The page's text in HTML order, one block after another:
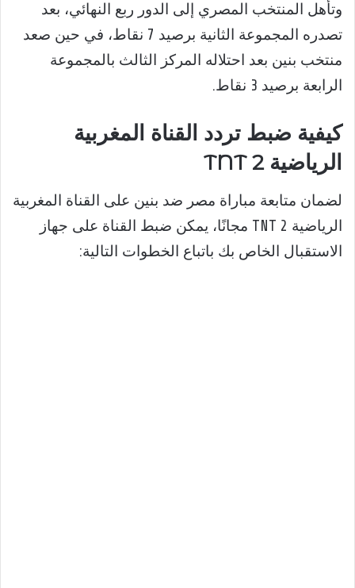
وتأهل المنتخب المصري إلى الدور ربع النهائي، بعد
تصدره المجموعة الثانية برصيد 7 نقاط، في حين صعد
منتخب بنين بعد احتلاله المركز الثالث بالمجموعة
الرابعة برصيد 3 نقاط.
كيفية ضبط تردد القناة المغربية
الرياضية 2 TNT
لضمان متابعة مباراة مصر ضد بنين على القناة المغربية
الرياضية 2 TNT مجانًا، يمكن ضبط القناة على جهاز
الاستقبال الخاص بك باتباع الخطوات التالية: